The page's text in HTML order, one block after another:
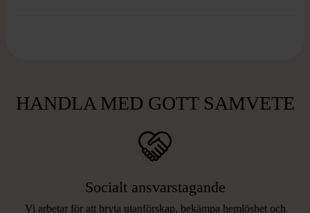
HANDLA MED GOTT SAMVETE
Socialt ansvarstagande
Vi arbetar för att bryta utanförskap, bekämpa hemlöshet och